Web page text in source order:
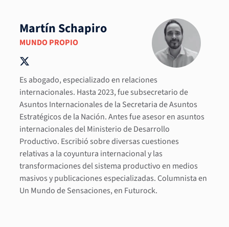
Martín Schapiro
MUNDO PROPIO
Es abogado, especializado en relaciones
internacionales. Hasta 2023, fue subsecretario de
Asuntos Internacionales de la Secretaria de Asuntos
Estratégicos de la Nación. Antes fue asesor en asuntos
internacionales del Ministerio de Desarrollo
Productivo. Escribió sobre diversas cuestiones
relativas a la coyuntura internacional y las
transformaciones del sistema productivo en medios
masivos y publicaciones especializadas. Columnista en
Un Mundo de Sensaciones, en Futurock.